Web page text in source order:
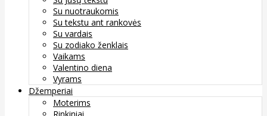
Su nuotraukomis
Su tekstu ant rankovės
Su vardais
Su zodiako ženklais
Vaikams
Valentino diena
Vyrams
Džemperiai
Moterims
Rinkiniai